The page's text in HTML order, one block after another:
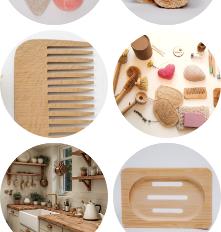
2 производи
КУЈНА
3 производи
КОСА
1 производ
КОМПЛЕТИ
4 производи